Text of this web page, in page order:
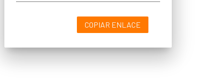
COPIAR ENLACE